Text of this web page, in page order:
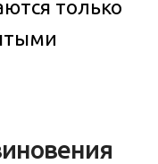
только